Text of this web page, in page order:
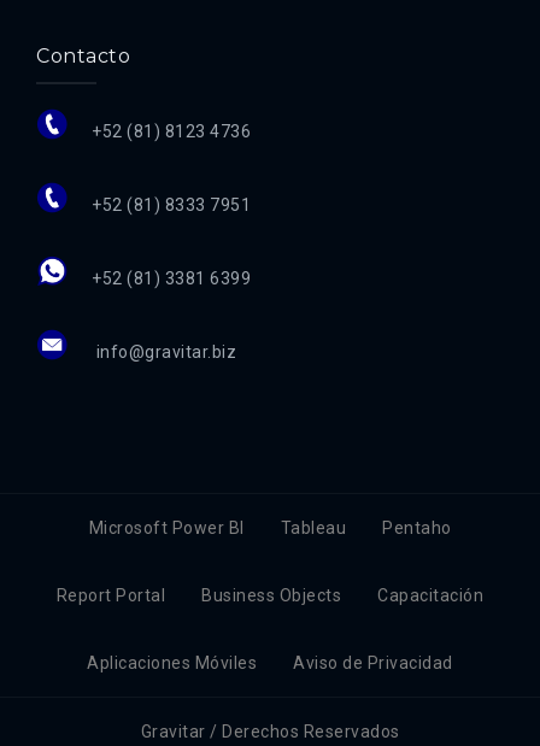
Contacto
+52 (81) 8123 4736
+52 (81) 8333 7951
+52 (81) 3381 6399
info@gravitar.biz
Microsoft Power BI Tableau Pentaho
Report Portal Business Objects Capacitación
Aplicaciones Móviles Aviso de Privacidad
Gravitar / Derechos Reservados